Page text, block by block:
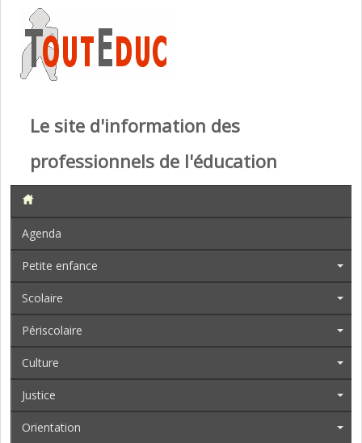
Le site d'information des
professionnels de l'éducation
Agenda
Petite enfance
Scolaire
Périscolaire
Culture
Justice
Orientation